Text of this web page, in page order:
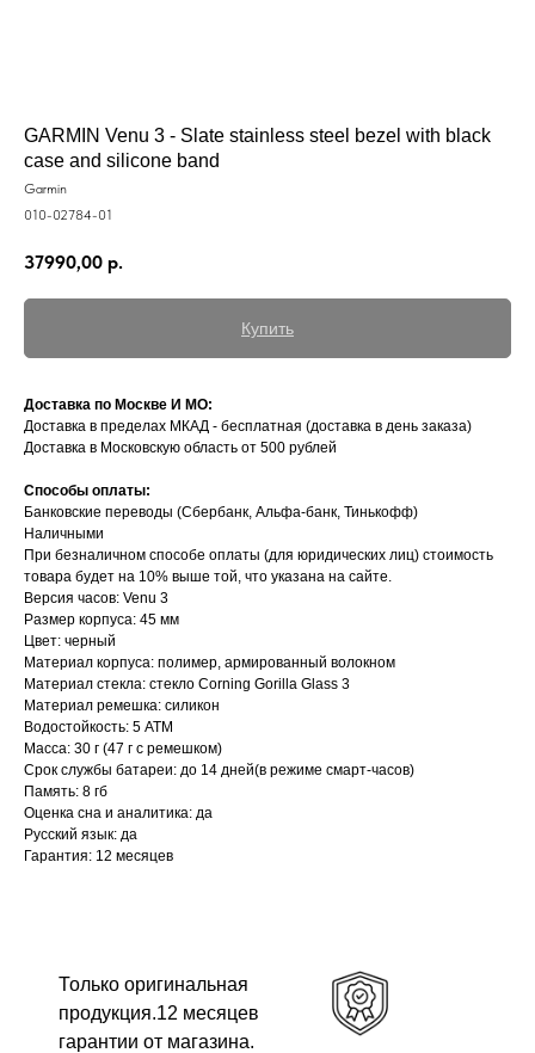
GARMIN Venu 3 - Slate stainless steel bezel with black
case and silicone band
Garmin
010-02784-01
37990,00 р.
Купить
Доставка по Москве И МО:
Доставка в пределах МКАД - бесплатная (доставка в день заказа)
Доставка в Московскую область от 500 рублей
Способы оплаты:
Банковские переводы (Сбербанк, Альфа-банк, Тинькофф)
Наличными
При безналичном способе оплаты (для юридических лиц) стоимость
товара будет на 10% выше той, что указана на сайте.
Версия часов: Venu 3
Размер корпуса: 45 мм
Цвет: черный
Материал корпуса: полимер, армированный волокном
Материал стекла: стекло Corning Gorilla Glass 3
Материал ремешка: силикон
Водостойкость: 5 АТМ
Масса: 30 г (47 г с ремешком)
Срок службы батареи: до 14 дней(в режиме смарт-часов)
Память: 8 гб
Оценка сна и аналитика: да
Русский язык: да
Гарантия: 12 месяцев
Только оригинальная
продукция.12 месяцев
гарантии от магазина.